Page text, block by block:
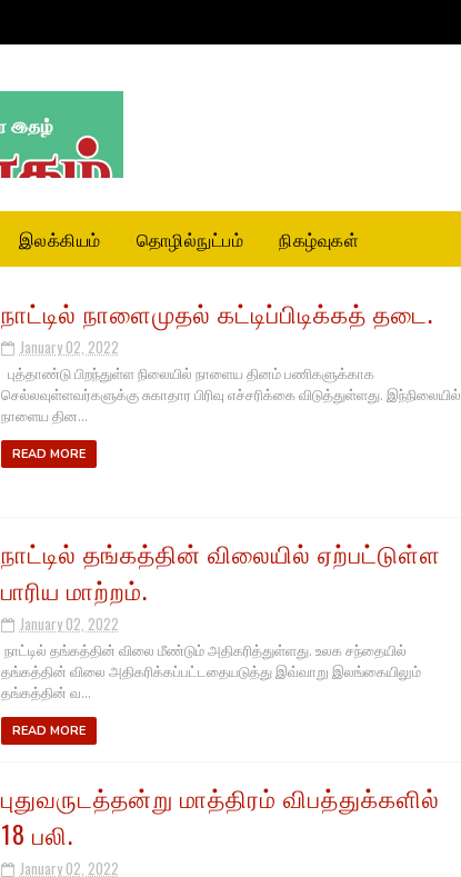
இலக்கியம் தொழில்நுட்பம் நிகழ்வுகள்
நாட்டில் நாளைமுதல் கட்டிப்பிடிக்கத் தடை.
January 02, 2022
புத்தாண்டு பிறந்துள்ள நிலையில் நாளைய தினம் பணிகளுக்காக
செல்லவுள்ளவர்களுக்கு சுகாதார பிரிவு எச்சரிக்கை விடுத்துள்ளது. இந்நிலையில்
நாளைய தின...
READ MORE
நாட்டில் தங்கத்தின் விலையில் ஏற்பட்டுள்ள
பாரிய மாற்றம்.
January 02, 2022
நாட்டில் தங்கத்தின் விலை மீண்டும் அதிகரித்துள்ளது. உலக சந்தையில்
தங்கத்தின் விலை அதிகரிக்கப்பட்டதையடுத்து இவ்வாறு இலங்கையிலும்
தங்கத்தின் வ...
READ MORE
புதுவருடத்தன்று மாத்திரம் விபத்துக்களில்
18 பலி.
January 02, 2022